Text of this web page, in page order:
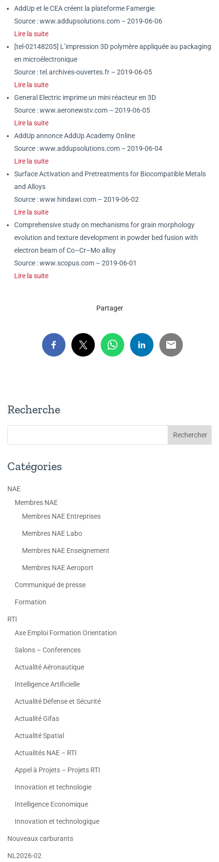
AddUp et le CEA créent la plateforme Famergie
Source : www.addupsolutions.com – 2019-06-06
Lire la suite
[tel-02148205] L’impression 3D polymère appliquée au packaging
en microélectronique
Source : tel.archives-ouvertes.fr – 2019-06-05
Lire la suite
General Electric imprime un mini réacteur en 3D
Source : www.aeronewstv.com – 2019-06-05
Lire la suite
AddUp annonce AddUp Academy Online
Source : www.addupsolutions.com – 2019-06-04
Lire la suite
Surface Activation and Pretreatments for Biocompatible Metals
and Alloys
Source : www.hindawi.com – 2019-06-02
Lire la suite
Comprehensive study on mechanisms for grain morphology
evolution and texture development in powder bed fusion with
electron beam of Co–Cr–Mo alloy
Source : www.scopus.com – 2019-06-01
Lire la suite
Partager
Recherche
Catégories
NAE
Membres NAE
Membres NAE Entreprises
Membres NAE Labo
Membres NAE Enseignement
Membres NAE Aeroport
Communiqué de presse
Formation
RTI
Axe Emploi Formation Orientation
Salons – Conferences
Actualité Aéronautique
Intelligence Artificielle
Actualité Défense et Sécurité
Actualité Gifas
Actualité Spatial
Actualités NAE – RTI
Appel à Projets – Projets RTI
Innovation et technologie
Intelligence Economique
Innovation et technologique
Nouveaux carburants
NL2026-02